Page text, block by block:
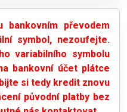
převodem
symbol, nezoufejte.
variabilního symbolu
bankovní účet plátce
si tedy kredit znovu
původní platby bez